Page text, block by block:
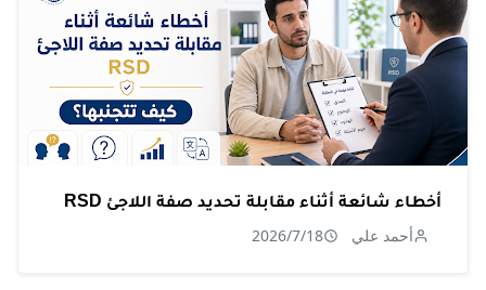
أخطاء شائعة أثناء مقابلة تحديد صفة اللاجئ RSD
أحمد علي 2026/7/18